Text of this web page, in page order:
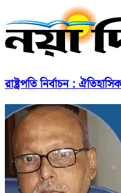
রাষ্ট্রপতি নির্বাচন :